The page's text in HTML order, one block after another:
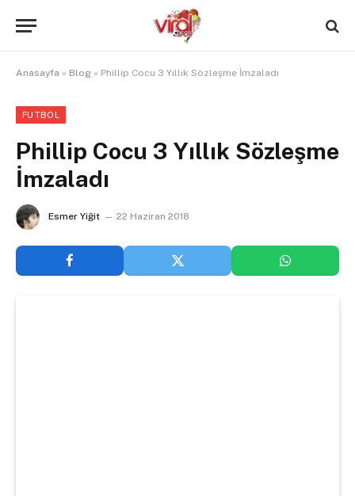
Anasayfa » Blog » Phillip Cocu 3 Yıllık Sözleşme İmzaladı
FUTBOL
Phillip Cocu 3 Yıllık Sözleşme
İmzaladı
Esmer Yiğit 22 Haziran 2018